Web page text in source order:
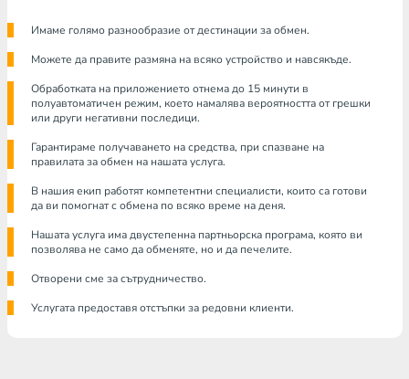
Имаме голямо разнообразие от дестинации за обмен.
Можете да правите размяна на всяко устройство и навсякъде.
Обработката на приложението отнема до 15 минути в
полуавтоматичен режим, което намалява вероятността от грешки
или други негативни последици.
Гарантираме получаването на средства, при спазване на
правилата за обмен на нашата услуга.
В нашия екип работят компетентни специалисти, които са готови
да ви помогнат с обмена по всяко време на деня.
Нашата услуга има двустепенна партньорска програма, която ви
позволява не само да обменяте, но и да печелите.
Отворени сме за сътрудничество.
Услугата предоставя отстъпки за редовни клиенти.